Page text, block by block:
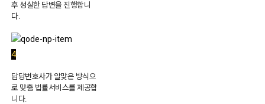
후 성실한 답변을 진행합니
다.
4
담당변호사가 알맞은 방식으
로 맞춤 법률서비스를 제공합
니다.